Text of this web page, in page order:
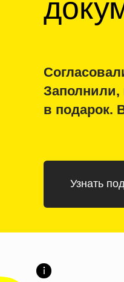
в подарок. Все